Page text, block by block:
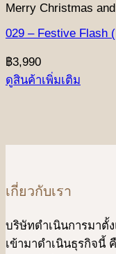
Merry Christmas
029 – Festive Flash
฿3,990
ดูสินค้าเพิ่มเติม
เกี่ยวกับเรา
บริษัทดําเนินการมาตั้
เข้ามาดําเนินธุรกิจนี้